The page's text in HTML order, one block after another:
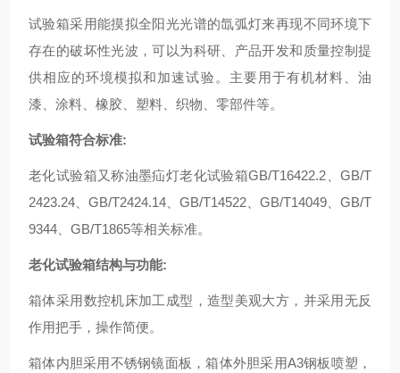
试验箱采用能摸拟全阳光光谱的氙弧灯来再现不同环境下
存在的破坏性光波，可以为科研、产品开发和质量控制提
供相应的环境模拟和加速试验。主要用于有机材料、油
漆、涂料、橡胶、塑料、织物、零部件等。
试验箱符合标准:
老化试验箱又称油墨疝灯老化试验箱GB/T16422.2、GB/T
2423.24、GB/T2424.14、GB/T14522、GB/T14049、GB/T
9344、GB/T1865等相关标准。
老化试验箱结构与功能:
箱体采用数控机床加工成型，造型美观大方，并采用无反
作用把手，操作简便。
箱体内胆采用不锈钢镜面板，箱体外胆采用A3钢板喷塑，